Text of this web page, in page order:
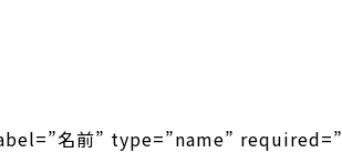
名前” type=”name”